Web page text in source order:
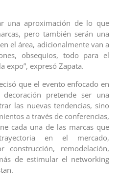
una aproximación de lo que
pero también serán una
el área, adicionalmente van a
obsequios, todo para el
expo”, expresó Zapata.
que el evento enfocado en
pretende ser una
las nuevas tendencias, sino
a través de conferencias,
cada una de las marcas que
en el mercado,
construcción, remodelación,
de estimular el networking